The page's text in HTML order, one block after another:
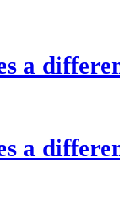
a
a